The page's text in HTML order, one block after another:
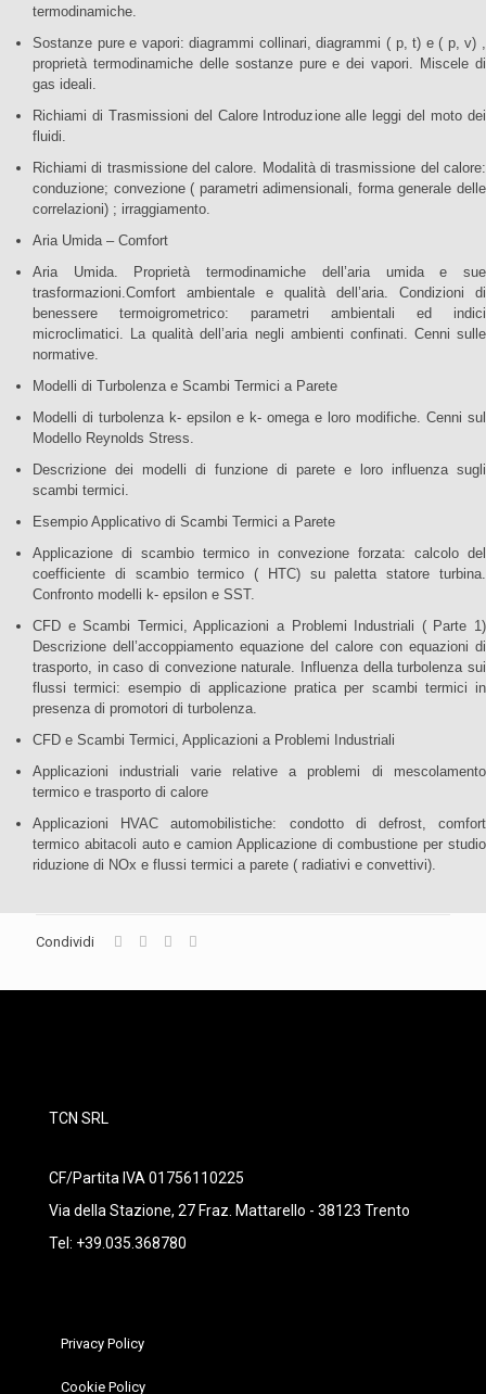
termodinamiche.
Sostanze pure e vapori: diagrammi collinari, diagrammi ( p, t) e ( p, v) ,
proprietà termodinamiche delle sostanze pure e dei vapori. Miscele di
gas ideali.
Richiami di Trasmissioni del Calore Introduzione alle leggi del moto dei
fluidi.
Richiami di trasmissione del calore. Modalità di trasmissione del calore:
conduzione; convezione ( parametri adimensionali, forma generale delle
correlazioni) ; irraggiamento.
Aria Umida – Comfort
Aria Umida. Proprietà termodinamiche dell’aria umida e sue
trasformazioni.Comfort ambientale e qualità dell’aria. Condizioni di
benessere termoigrometrico: parametri ambientali ed indici
microclimatici. La qualità dell’aria negli ambienti confinati. Cenni sulle
normative.
Modelli di Turbolenza e Scambi Termici a Parete
Modelli di turbolenza k- epsilon e k- omega e loro modifiche. Cenni sul
Modello Reynolds Stress.
Descrizione dei modelli di funzione di parete e loro influenza sugli
scambi termici.
Esempio Applicativo di Scambi Termici a Parete
Applicazione di scambio termico in convezione forzata: calcolo del
coefficiente di scambio termico ( HTC) su paletta statore turbina.
Confronto modelli k- epsilon e SST.
CFD e Scambi Termici, Applicazioni a Problemi Industriali ( Parte 1)
Descrizione dell’accoppiamento equazione del calore con equazioni di
trasporto, in caso di convezione naturale. Influenza della turbolenza sui
flussi termici: esempio di applicazione pratica per scambi termici in
presenza di promotori di turbolenza.
CFD e Scambi Termici, Applicazioni a Problemi Industriali
Applicazioni industriali varie relative a problemi di mescolamento
termico e trasporto di calore
Applicazioni HVAC automobilistiche: condotto di defrost, comfort
termico abitacoli auto e camion Applicazione di combustione per studio
riduzione di NOx e flussi termici a parete ( radiativi e convettivi).
Condividi
TCN SRL
CF/Partita IVA 01756110225
Via della Stazione, 27 Fraz. Mattarello - 38123 Trento
Tel: +39.035.368780
Privacy Policy
Cookie Policy